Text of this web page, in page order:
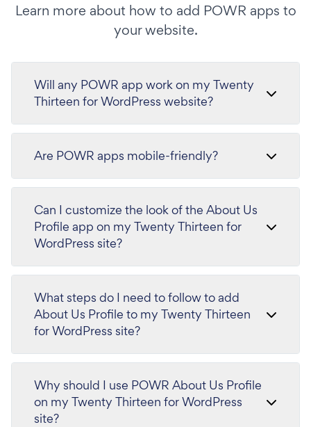
Learn more about how to add POWR apps to
your website.
Will any POWR app work on my Twenty
Thirteen for WordPress website?
Are POWR apps mobile-friendly?
Can I customize the look of the About Us
Profile app on my Twenty Thirteen for
WordPress site?
What steps do I need to follow to add
About Us Profile to my Twenty Thirteen
for WordPress site?
Why should I use POWR About Us Profile
on my Twenty Thirteen for WordPress
site?